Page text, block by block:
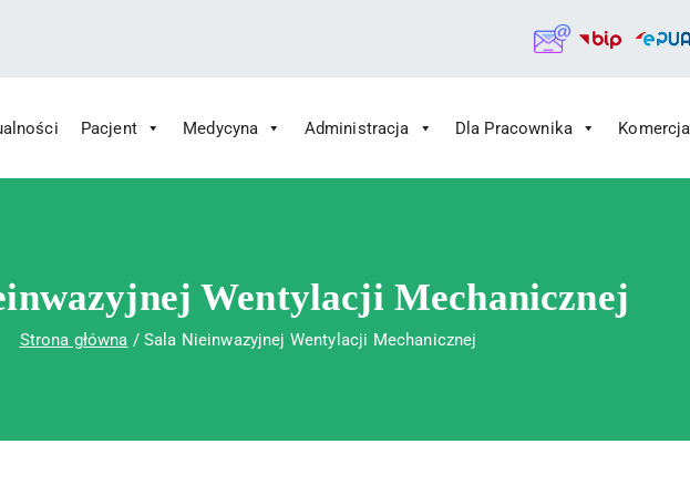
Św. Rafała w Czerwonej Górze
Rafała w Czerwonej Górze
Pacjent Medycyna Administracja Dla Pracownika Komercja
Wentylacji Mechanicznej
Strona główna Sala Nieinwazyjnej Wentylacji Mechanicznej